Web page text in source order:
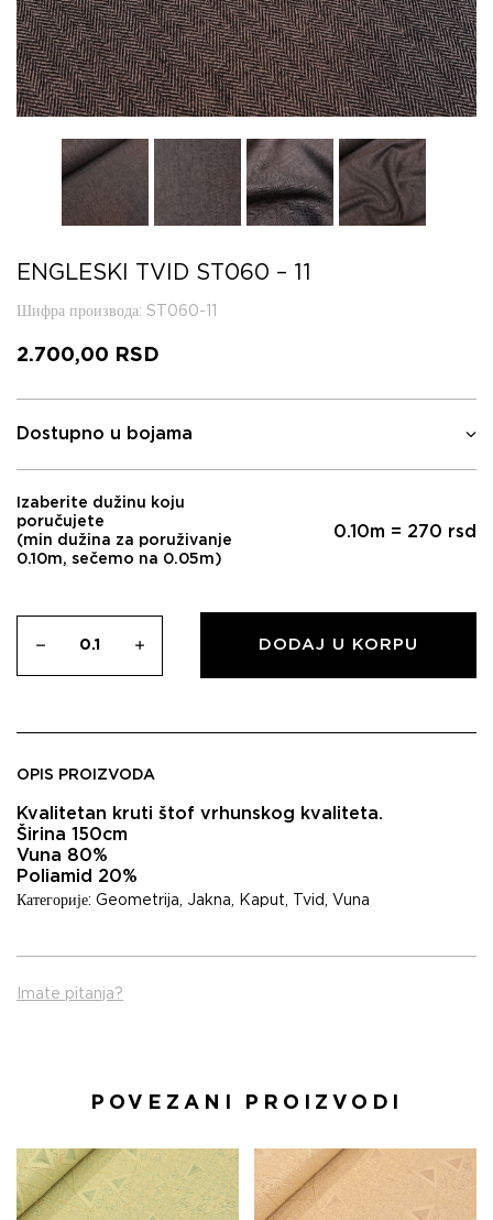
ENGLESKI TVID ST060 – 11
Шифра производа: ST060-11
2.700,00 RSD
Dostupno u bojama
Izaberite dužinu koju
poručujete
(min dužina za poruživanje
0.10m, sečemo na 0.05m)
0.10m = 270 rsd
DODAJ U KORPU
OPIS PROIZVODA
Kvalitetan kruti štof vrhunskog kvaliteta.
Širina 150cm
Vuna 80%
Poliamid 20%
Категорије: Geometrija, Jakna, Kaput, Tvid, Vuna
Imate pitanja?
POVEZANI PROIZVODI